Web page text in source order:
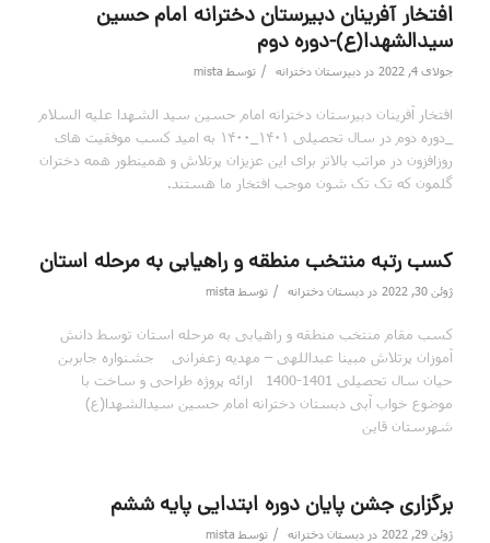
افتخار آفرینان دبیرستان دخترانه امام حسین
سیدالشهدا(ع)-دوره دوم
جولای 4, 2022 در دبیرستان دخترانه / توسط mista
افتخار آفرینان دبیرستان دخترانه امام حسین سید الشهدا علیه السلام
_دوره دوم در سال تحصیلی ۱۴۰۱_۱۴۰۰ به امید کسب موفقیت های
روزافزون در مراتب بالاتر برای این عزیزان پرتلاش و همینطور همه دختران
گلمون که تک تک شون موجب افتخار ما هستند.
کسب رتبه منتخب منطقه و راهیابی به مرحله استان
ژوئن 30, 2022 در دبستان دخترانه / توسط mista
کسب مقام منتخب منطقه و راهیابی به مرحله استان توسط دانش
آموزان پرتلاش مبینا عبداللهی – مهدیه زعفرانی جشنواره جابربن
حیان سال تحصیلی 1401-1400 ارائه پروژه طراحی و ساخت با
موضوع خواب آبی دبستان دخترانه امام حسین سیدالشهدا(ع)
شهرستان قاین
برگزاری جشن پایان دوره ابتدایی پایه ششم
ژوئن 29, 2022 در دبستان دخترانه / توسط mista